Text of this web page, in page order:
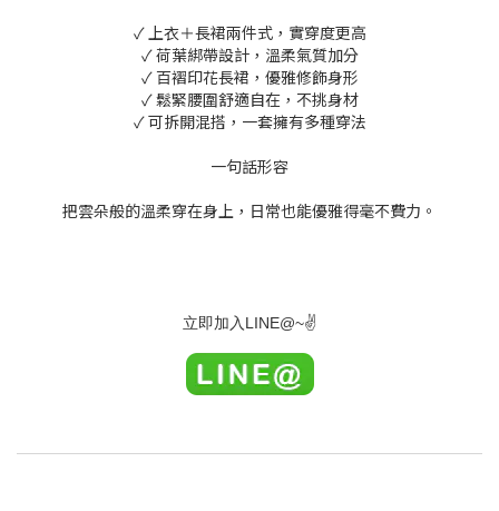
✓ 上衣＋長裙兩件式，實穿度更高
✓ 荷葉綁帶設計，溫柔氣質加分
✓ 百褶印花長裙，優雅修飾身形
✓ 鬆緊腰圍舒適自在，不挑身材
✓ 可拆開混搭，一套擁有多種穿法
一句話形容
把雲朵般的溫柔穿在身上，日常也能優雅得毫不費力。
立即加入 LINE@~✌